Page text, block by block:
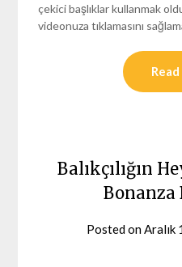
çekici başlıklar kullanmak
videonuza tıklamasını
Balıkçılığın
Bonanza
Posted on Aralık